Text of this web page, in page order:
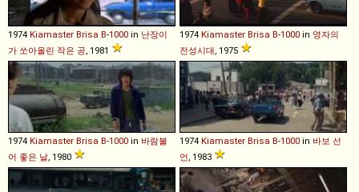
1974 Kiamaster Brisa B-1000 in 난장이
가 쏘아올린 작은 공 , 1981
1974 Kiamaster Brisa B-1000 in 영자의
전성시대 , 1975
1974 Kiamaster Brisa B-1000 in 바람불
어 좋은 날 , 1980
1974 Kiamaster Brisa B-1000 in 바보 선
언 , 1983